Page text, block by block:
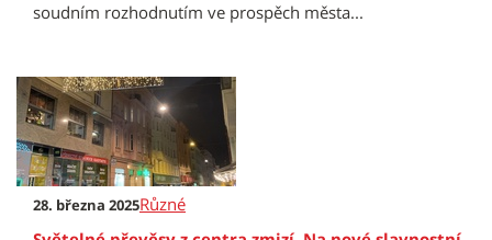
soudním rozhodnutím ve prospěch města...
28. března 2025Různé